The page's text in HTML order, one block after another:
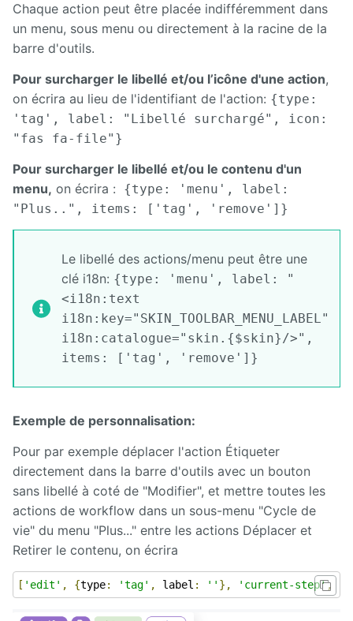
Chaque action peut être placée indifféremment dans
un menu, sous menu ou directement à la racine de la
barre d'outils.
Pour surcharger le libellé et/ou l’icône d'une action,
on écrira au lieu de l'identifiant de l'action: {type:
'tag', label: "Libellé surchargé", icon:
"fas fa-file"}
Pour surcharger le libellé et/ou le contenu d'un
menu, on écrira : {type: 'menu', label:
"Plus..", items: ['tag', 'remove']}
Le libellé des actions/menu peut être une
clé i18n: {type: 'menu', label: "
<i18n:text
i18n:key="SKIN_TOOLBAR_MENU_LABEL"
i18n:catalogue="skin.{$skin}/>",
items: ['tag', 'remove']}
Exemple de personnalisation:
Pour par exemple déplacer l'action Étiqueter
directement dans la barre d'outils avec un bouton
sans libellé à coté de "Modifier", et mettre toutes les
actions de workflow dans un sous-menu "Cycle de
vie" du menu "Plus..." entre les actions Déplacer et
Retirer le contenu, on écrira
[ 'edit' , {type: 'tag' , label : '' }, 'current-step',